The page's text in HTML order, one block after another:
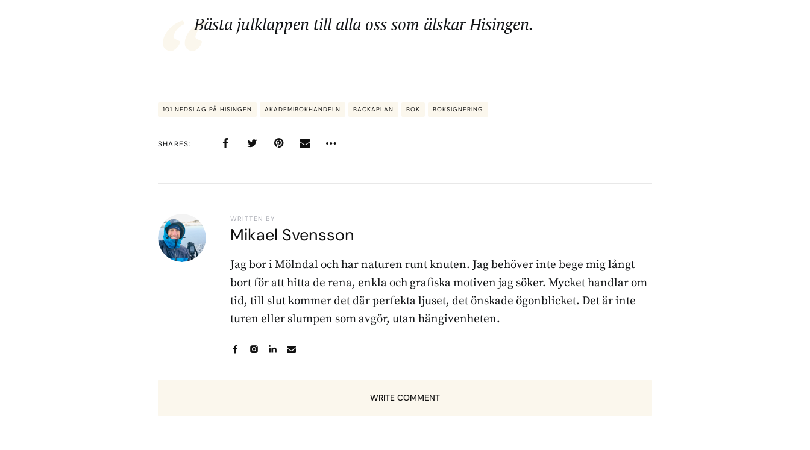
Bästa julklappen till alla oss som älskar Hisingen.
101 NEDSLAG PÅ HISINGEN AKADEMIBOKHANDELN BACKAPLAN BOK BOKSIGNERING
SHARES
WRITTEN BY
Mikael Svensson
Jag bor i Mölndal och har naturen runt knuten. Jag behöver inte bege mig långt
bort för att hitta de rena, enkla och grafiska motiven jag söker. Mycket handlar om
tid, till slut kommer det där perfekta ljuset, det önskade ögonblicket. Det är inte
turen eller slumpen som avgör, utan hängivenheten.
WRITE COMMENT